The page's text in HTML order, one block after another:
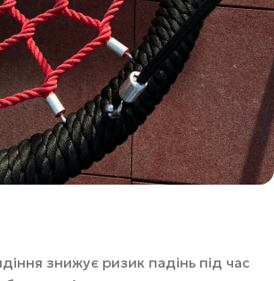
знижує ризик падінь під час